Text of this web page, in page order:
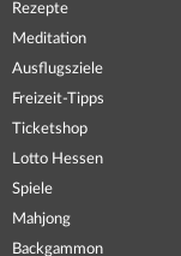
Rezepte
Meditation
Ausflugsziele
Freizeit-Tipps
Ticketshop
Lotto Hessen
Spiele
Mahjong
Backgammon